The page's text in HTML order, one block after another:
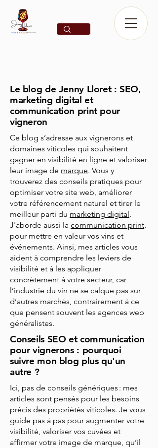
Le blog de Jenny Lloret : SEO,
marketing digital et
communication print pour
vigneron
Ce blog s’adresse aux vignerons et
domaines viticoles qui souhaitent
gagner en visibilité en ligne et valoriser
leur image de marque. Vous y
trouverez des conseils pratiques pour
optimiser votre site web, améliorer
votre référencement naturel et tirer le
meilleur parti du marketing digital.
J'aborde aussi la communication print,
pour mettre en valeur vos vins et
événements. Ainsi, mes articles vous
aident à comprendre les leviers de
visibilité et à les appliquer
concrètement à votre secteur, car
l’industrie du vin ne se calque pas sur
d’autres marchés, contrairement à ce
que pensent souvent les agences web
généralistes.
Conseils SEO et communication
pour vignerons : pourquoi
suivre mon blog plus qu'un
autre ?
Ici, pas de conseils génériques : mes
articles sont pensés pour les besoins
précis des propriétés viticoles. Je vous
guide pas à pas pour augmenter votre
visibilité, valoriser vos cuvées et
affirmer votre image de marque, qu’il